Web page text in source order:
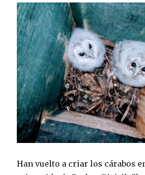
Han vuelto a criar los cárabos